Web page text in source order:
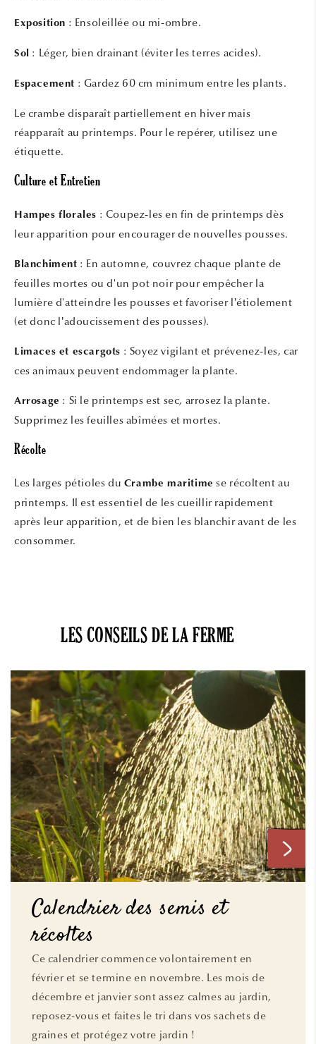
Exposition : Ensoleillée ou mi-ombre.
Sol : Léger, bien drainant (éviter les terres acides).
Espacement : Gardez 60 cm minimum entre les plants.
Le crambe disparaît partiellement en hiver mais
réapparaît au printemps. Pour le repérer, utilisez une
étiquette.
Culture et Entretien
Hampes florales : Coupez-les en fin de printemps dès
leur apparition pour encourager de nouvelles pousses.
Blanchiment : En automne, couvrez chaque plante de
feuilles mortes ou d'un pot noir pour empêcher la
lumière d'atteindre les pousses et favoriser l’étiolement
(et donc l’adoucissement des pousses).
Limaces et escargots : Soyez vigilant et prévenez-les, car
ces animaux peuvent endommager la plante.
Arrosage : Si le printemps est sec, arrosez la plante.
Supprimez les feuilles abîmées et mortes.
Récolte
Les larges pétioles du Crambe maritime se récoltent au
printemps. Il est essentiel de les cueillir rapidement
après leur apparition, et de bien les blanchir avant de les
consommer.
LES CONSEILS DE LA FERME
Calendrier des semis et
récoltes
Ce calendrier commence volontairement en
février et se termine en novembre. Les mois de
décembre et janvier sont assez calmes au jardin,
reposez-vous et faites le tri dans vos sachets de
graines et protégez votre jardin !